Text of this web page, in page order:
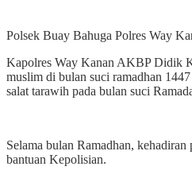
Polsek Buay Bahuga Polres Way
Kapolres Way Kanan AKBP Didik
muslim di bulan suci ramadhan
salat tarawih pada bulan suci
Selama bulan Ramadhan,
bantuan Kepolisian.